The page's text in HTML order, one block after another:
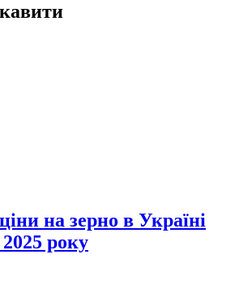
на зерно в Україні
року